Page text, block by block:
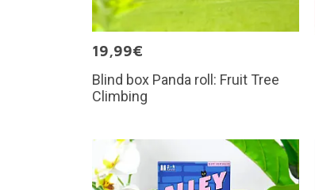
19,99€
Blind box Panda roll: Fruit Tree
Climbing